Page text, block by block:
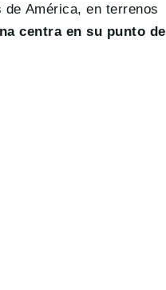
América, en terrenos
centra en su punto de